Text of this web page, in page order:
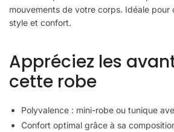
mouvements de votre corps. Idéale pour
style et confort.
Appréciez les
cette robe
Polyvalence : mini-robe ou tunique
Confort optimal grâce à sa